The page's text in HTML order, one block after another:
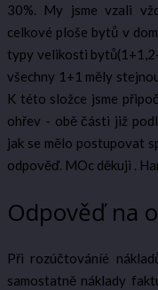
30%. My jsme vzali
celkové ploše bytů v
typy velikosti
všechny 1+1 měly
K této složce jsme
ohřev - obě části již
jak se mělo postupovat
odpověď. MOc děkuji .
Odpověď na
Při rozúčtováníé
samostatně náklady